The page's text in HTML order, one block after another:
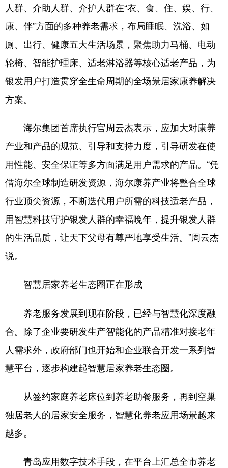
人群、介助人群、介护人群在“衣、食、住、娱、行、
康、伴”方面的多种养老需求，布局睡眠、洗浴、如
厕、出行、健康五大生活场景，聚焦助力马桶、电动
轮椅、智能护理床、适老淋浴器等核心适老产品，为
银发用户打造贯穿全生命周期的全场景居家康养解决
方案。
海尔集团首席执行官周云杰表示，应加大对康养
产业和产品的规范、引导和支持力度，引导研发在使
用性能、安全保证等多方面满足用户需求的产品。“凭
借海尔全球制造研发资源，海尔康养产业将整合全球
行业顶尖资源，不断迭代用户所需的科技适老产品，
用智慧科技守护银发人群的幸福晚年，提升银发人群
的生活品质，让天下父母有尊严地享受生活。”周云杰
说。
智慧居家养老生态圈正在形成
养老服务发展到现在阶段，已经与智慧化深度融
合。除了企业要研发生产智能化的产品精准对接老年
人需求外，政府部门也开始和企业联合开发一系列智
慧平台，逐步构建起智慧居家养老生态圈。
从签约家庭养老床位到养老助餐服务，再到空巢
独居老人的居家安全服务，智慧化养老应用场景越来
越多。
青岛应用数字技术手段，在平台上汇总全市养老